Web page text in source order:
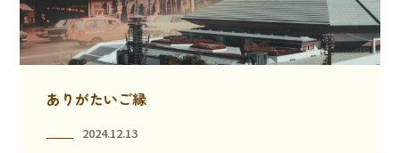
ありがたいご縁
2024.12.13